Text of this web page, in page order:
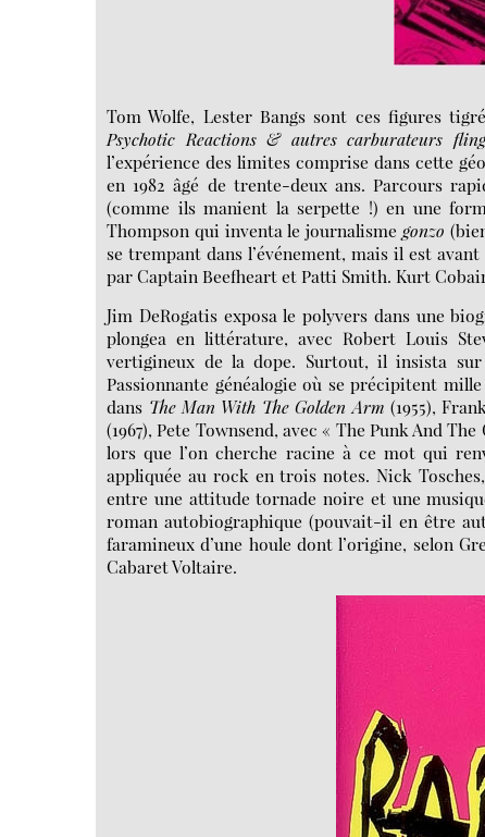
Tom Wolfe, Lester Bangs sont ces figures
Psychotic Reactions & autres carburateurs
l’expérience des limites comprise dans cette
en 1982 âgé de trente-deux ans. Parcours
(comme ils manient la serpette !) en une
Thompson qui inventa le journalisme gonzo
se trempant dans l’événement, mais il est
par Captain Beefheart et Patti Smith. Kurt
Jim DeRogatis exposa le polyvers dans une
plongea en littérature, avec Robert Louis
vertigineux de la dope. Surtout, il insista
Passionnante généalogie où se précipitent
dans The Man With The Golden Arm (1955),
(1967), Pete Townsend, avec « The Punk And
lors que l’on cherche racine à ce mot qui
appliquée au rock en trois notes. Nick
entre une attitude tornade noire et une
roman autobiographique (pouvait-il en être
faramineux d’une houle dont l’origine, selon
Cabaret Voltaire.